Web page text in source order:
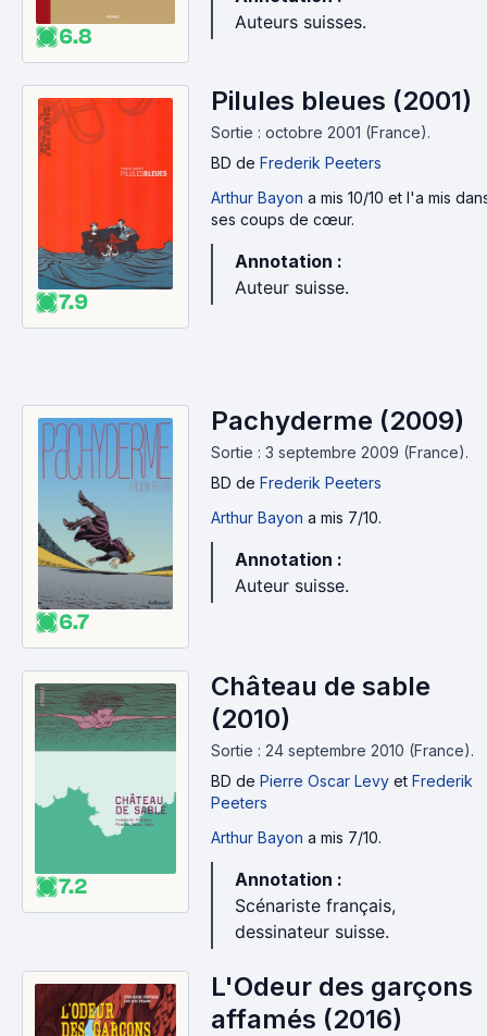
6.8
Auteurs suisses.
7.9
Pilules bleues (2001)
Sortie : octobre 2001 (France).
BD de Frederik Peeters
Arthur Bayon a mis 10/10 et l'a mis
ses coups de cœur.
Annotation :
Auteur suisse.
6.7
Pachyderme (2009)
Sortie : 3 septembre 2009 (France).
BD de Frederik Peeters
Arthur Bayon a mis 7/10.
Annotation :
Auteur suisse.
7.2
Château de sable
(2010)
Sortie : 24 septembre 2010 (France).
BD de Pierre Oscar Levy et Frederik
Peeters
Arthur Bayon a mis 7/10.
Annotation :
Scénariste français,
dessinateur suisse.
L'Odeur des garçons
affamés (2016)